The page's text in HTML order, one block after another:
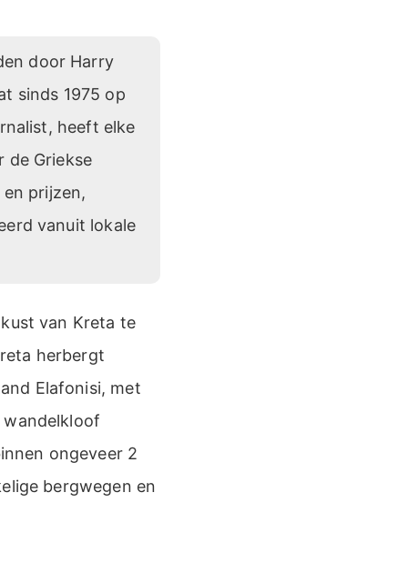
door Harry
sinds 1975 op
heeft elke
de Griekse
prijzen,
vanuit lokale
van Kreta te
herbergt
Elafonisi, met
wandelkloof
ongeveer 2
bergwegen en